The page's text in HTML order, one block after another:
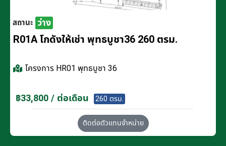
สถานะ ว่าง
R01A โกดังให้เช่า พุทธบูชา36 260 ตรม.
โครงการ HR01 พุทธบูชา 36
฿33,800 / ต่อเดือน 260 ตรม.
ติดต่อตัวแทนจำหน่าย